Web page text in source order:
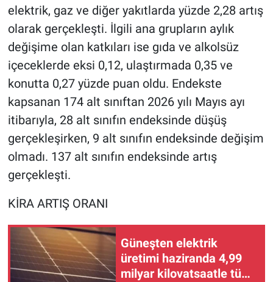
elektrik, gaz ve diğer yakıtlarda yüzde 2,28 artış
olarak gerçekleşti. İlgili ana grupların aylık
değişime olan katkıları ise gıda ve alkolsüz
içeceklerde eksi 0,12, ulaştırmada 0,35 ve
konutta 0,27 yüzde puan oldu. Endekste
kapsanan 174 alt sınıftan 2026 yılı Mayıs ayı
itibarıyla, 28 alt sınıfın endeksinde düşüş
gerçekleşirken, 9 alt sınıfın endeksinde değişim
olmadı. 137 alt sınıfın endeksinde artış
gerçekleşti.
KİRA ARTIŞ ORANI
Güneşten elektrik
üretimi haziranda 4,99
milyar kilovatsaatle tüm
Spor
Teknoloji
Türkiye'nin Geleceği
Türkiye'nin Gündemi
Yerel Gündem
Yerel Yaşam
Canlı Yayın